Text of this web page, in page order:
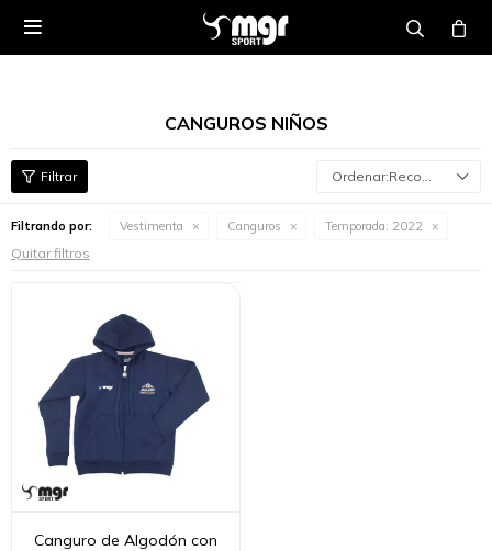

CANGUROS NIÑOS
Recomendados
Filtrando por: Vestimenta Canguros Temporada: 2022
Quitar filtros
Canguro de Algodón con